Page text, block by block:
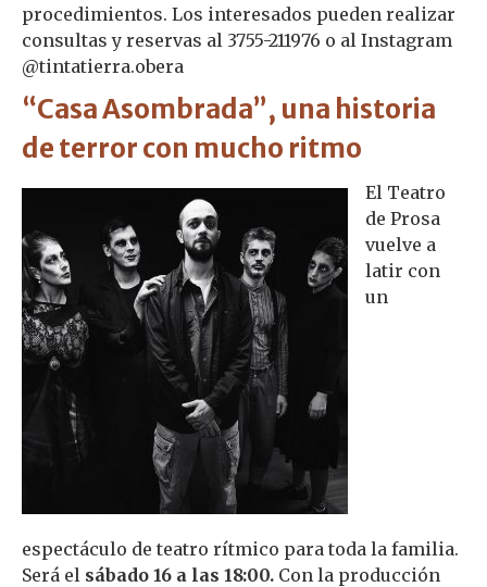
procedimientos. Los interesados pueden realizar
consultas y reservas al 3755-211976 o al Instagram
@tintatierra.obera
“Casa Asombrada”, una historia
de terror con mucho ritmo
El Teatro
de Prosa
vuelve a
latir con
un
espectáculo de teatro rítmico para toda la familia.
Será el sábado 16 a las 18:00. Con la producción